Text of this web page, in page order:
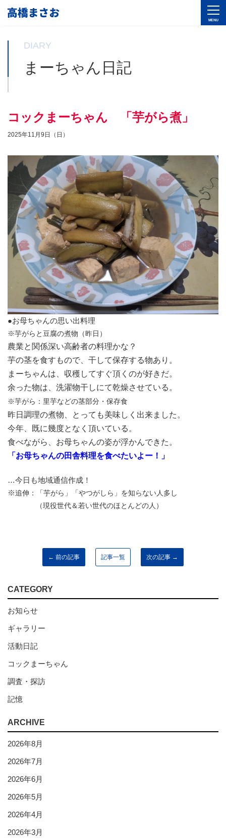
DIARY
まーちゃん日記
コックまーちゃん 「芋がら煮」
2025年11月9日（日）
●お母ちゃんの思い出料理
※芋がらと豆腐の煮物（昨日）
農業と関係深い高齢者の料理かな？
芋の茎を食すもので、干して保存する物あり。
まーちゃんは、収穫してすぐ頂くのが好きだ。
余った物は、洗濯物干しにて乾燥させている。
※芋がら：里芋などの茎部分・保存食
昨日調理の煮物、とっても美味しく出来ました。
今年、既に幾度となく頂いている。
食べながら、お母ちゃんの姿が浮かんできた。
「お母ちゃんの田舎料理を食べたいよー！」
…今日も地域通信作成！
※追伸：「芋がら」「やつがしら」を知らない人多し
（現役世代＆若い世代のほとんどの人）
← 前の記事 記事一覧 次の記事 →
CATEGORY
お知らせ
ギャラリー
活動日記
コックまーちゃん
調査・探訪
記憶
ARCHIVE
2026年8月
2026年7月
2026年6月
2026年5月
2026年4月
2026年3月